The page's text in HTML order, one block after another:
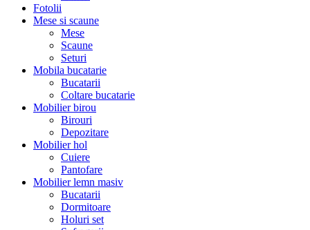
Fotolii
Mese si scaune
Mese
Scaune
Seturi
Mobila bucatarie
Bucatarii
Coltare bucatarie
Mobilier birou
Birouri
Depozitare
Mobilier hol
Cuiere
Pantofare
Mobilier lemn masiv
Bucatarii
Dormitoare
Holuri set